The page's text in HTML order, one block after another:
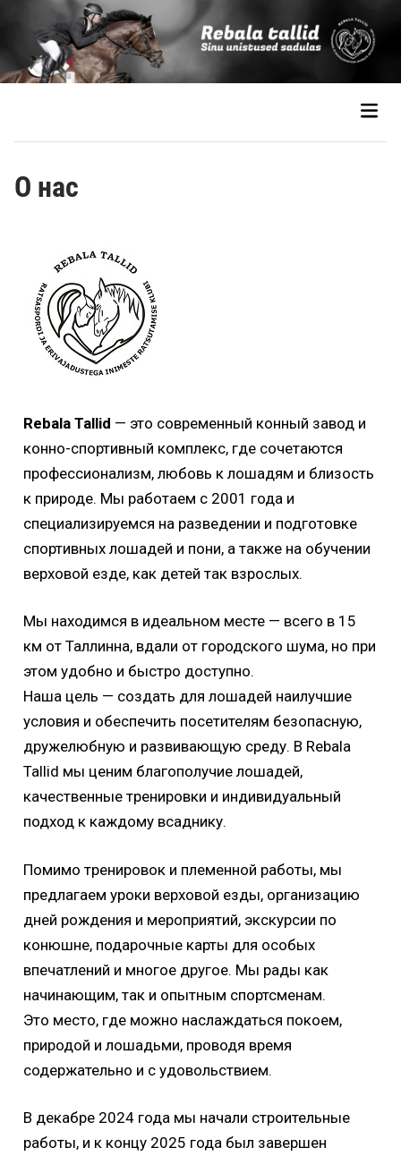
О нас
Rebala Tallid — это современный конный завод и
конно-спортивный комплекс, где сочетаются
профессионализм, любовь к лошадям и близость
к природе. Мы работаем с 2001 года и
специализируемся на разведении и подготовке
спортивных лошадей и пони, а также на обучении
верховой езде, как детей так взрослых.
Мы находимся в идеальном месте — всего в 15
км от Таллинна, вдали от городского шума, но при
этом удобно и быстро доступно.
Наша цель — создать для лошадей наилучшие
условия и обеспечить посетителям безопасную,
дружелюбную и развивающую среду. В Rebala
Tallid мы ценим благополучие лошадей,
качественные тренировки и индивидуальный
подход к каждому всаднику.
Помимо тренировок и племенной работы, мы
предлагаем уроки верховой езды, организацию
дней рождения и мероприятий, экскурсии по
конюшне, подарочные карты для особых
впечатлений и многое другое. Мы рады как
начинающим, так и опытным спортсменам.
Это место, где можно наслаждаться покоем,
природой и лошадьми, проводя время
содержательно и с удовольствием.
В декабре 2024 года мы начали строительные
работы, и к концу 2025 года был завершен